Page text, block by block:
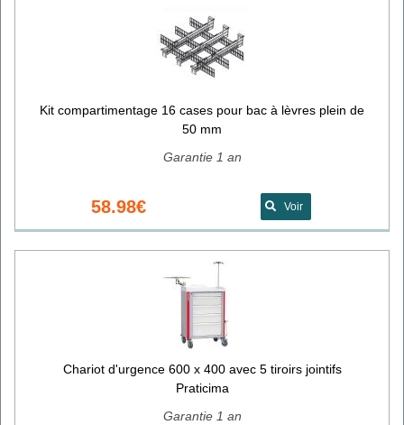
Kit compartimentage 16 cases pour bac à lèvres plein de
50 mm
Garantie 1 an
58.98€ Voir
Chariot d'urgence 600 x 400 avec 5 tiroirs jointifs
Praticima
Garantie 1 an